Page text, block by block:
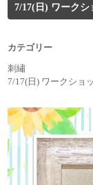
7/17(日) ワークシ
カテゴリー
刺繡
7/17(日) ワークショ